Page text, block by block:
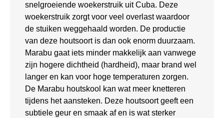
snelgroeiende woekerstruik uit Cuba. Deze
woekerstruik zorgt voor veel overlast waardoor
de stuiken weggehaald worden. De productie
van deze houtsoort is dan ook enorm duurzaam.
Marabu gaat iets minder makkelijk aan vanwege
zijn hogere dichtheid (hardheid), maar brand wel
langer en kan voor hoge temperaturen zorgen.
De Marabu houtskool kan wat meer knetteren
tijdens het aansteken. Deze houtsoort geeft een
subtiele geur en smaak af en is wat sterker